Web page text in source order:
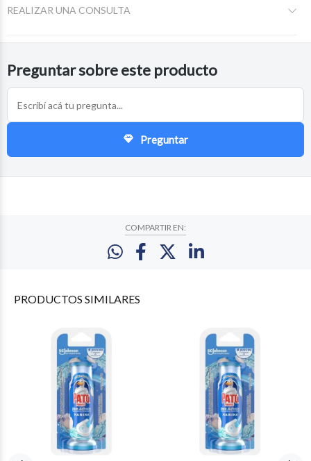
REALIZAR UNA CONSULTA
Preguntar sobre este producto
Preguntar
COMPARTIR EN:
PRODUCTOS SIMILARES